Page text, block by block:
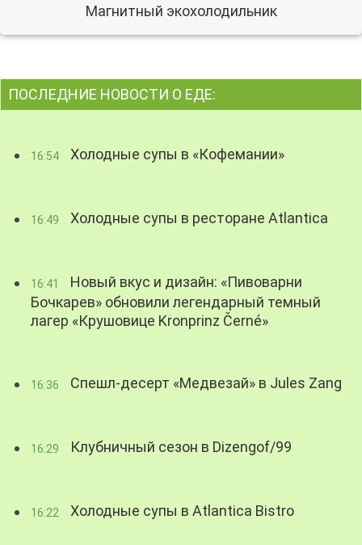
Магнитный экохолодильник
ПОСЛЕДНИЕ НОВОСТИ О ЕДЕ:
16:54 Холодные супы в «Кофемании»
16:49 Холодные супы в ресторане Atlantica
16:41
Новый вкус и дизайн: «Пивоварни
Бочкарев» обновили легендарный темный
лагер «Крушовице Kronprinz Černé»
16:36 Спешл-десерт «Медвезай» в Jules Zang
16:29 Клубничный сезон в Dizengof/99
16:22 Холодные супы в Atlantica Bistro